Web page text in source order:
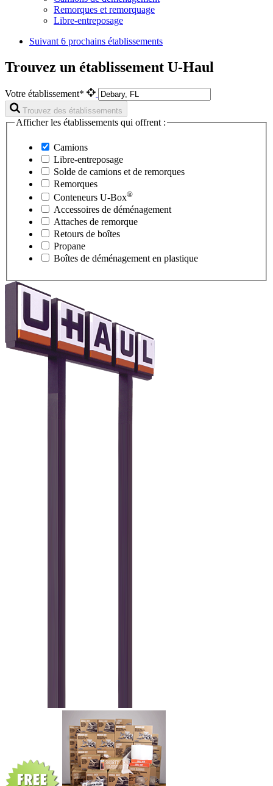
Remorques et remorquage
Libre-entreposage
Suivant 6 prochains établissements
Trouvez un établissement U-Haul
Votre établissement*
Trouvez des établissements
Afficher les établissements qui offrent :
Camions
Libre-entreposage
Solde de camions et de remorques
Remorques
Conteneurs U-Box®
Accessoires de déménagement
Attaches de remorque
Retours de boîtes
Propane
Boîtes de déménagement en plastique